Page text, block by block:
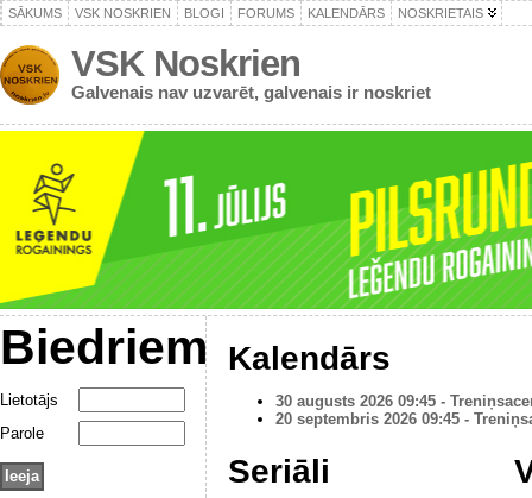
SĀKUMS VSK NOSKRIEN BLOGI FORUMS KALENDĀRS NOSKRIETAIS
VSK Noskrien
Galvenais nav uzvarēt, galvenais ir noskriet
Biedriem
Lietotājs
Parole
Kalendārs
30 augusts 2026 09:45 -
20 septembris 2026 09:45 -
Seriāli